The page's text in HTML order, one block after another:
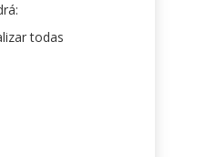
todas